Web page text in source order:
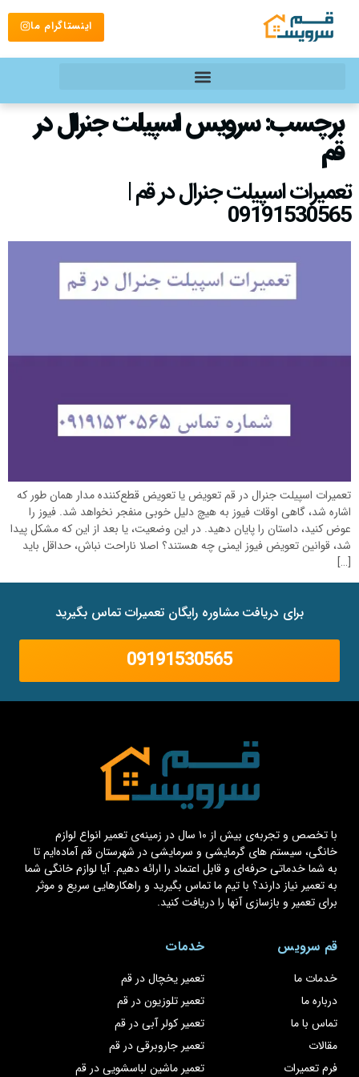
اینستاگرام ما
برچسب:سرویس اسپیلت جنرال در
قم
تعمیرات اسپیلت جنرال در قم |
09191530565
تعمیرات اسپیلت جنرال در قم تعویض یا تعویض قطع‌کننده مدار همان طور که
اشاره شد، گاهی اوقات فیوز به هیچ دلیل خوبی منفجر نخواهد شد. فیوز را
عوض کنید، داستان را پایان دهید. در این وضعیت، یا بعد از این که مشکل پیدا
شد، قوانین تعویض فیوز ایمنی چه هستند؟ اصلا ناراحت نباش، حداقل باید
[…]
برای دریافت مشاوره رایگان تعمیرات تماس بگیرید
09191530565
با تخصص و تجربه‌ی بیش از ۱۰ سال در زمینه‌ی تعمیر انواع لوازم
خانگی، سیستم های گرمایشی و سرمایشی در شهرستان قم آماده‌ایم تا
به شما خدماتی حرفه‌ای و قابل اعتماد را ارائه دهیم. آیا لوازم خانگی شما
به تعمیر نیاز دارند؟ با تیم ما تماس بگیرید و راهکارهایی سریع و موثر
برای تعمیر و بازسازی آنها را دریافت کنید.
قم سرویس
خدمات ما
درباره ما
تماس با ما
مقالات
فرم تعمیرات
خدمات
تعمیر یخچال در قم
تعمیر تلوزیون در قم
تعمیر کولر آبی در قم
تعمیر جاروبرقی در قم
تعمیر ماشین لباسشویی در قم